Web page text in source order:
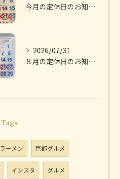
今月の定休日のお知らせです
2026/07/31
８月の定休日のお知らせです
Tags
ラーメン 京都グルメ
インスタ グルメ